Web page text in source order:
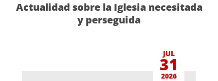
Actualidad sobre la Iglesia necesitada
y perseguida
JUL
31
2026